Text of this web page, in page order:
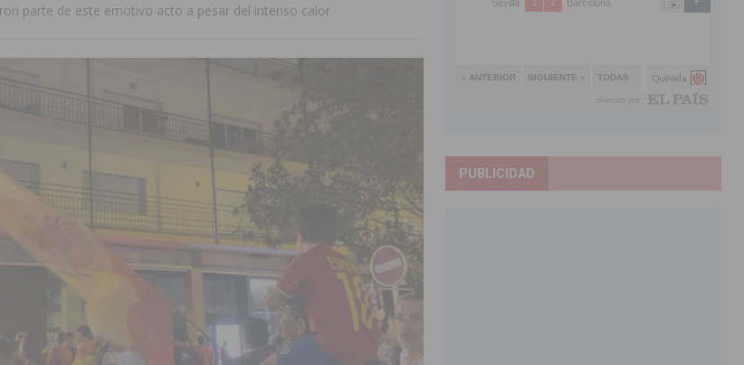
parte de este emotivo acto a pesar del intenso calor
PUBLICIDAD